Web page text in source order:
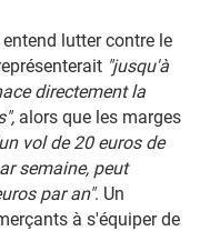
lutter contre le
"jusqu'à
directement la
alors que les marges
vol de 20 euros de
semaine, peut
par an". Un
à s'équiper de